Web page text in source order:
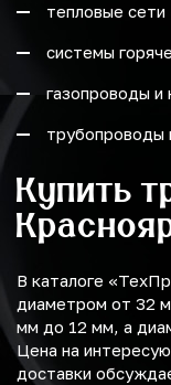
тепловые
системы
газопроводы
трубопроводы
Купить
В каталоге
диаметром от 32
мм до 12 мм, а
Цена на
доставки